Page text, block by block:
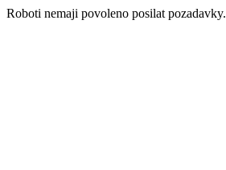
Roboti nemaji povoleno posilat pozadavky.